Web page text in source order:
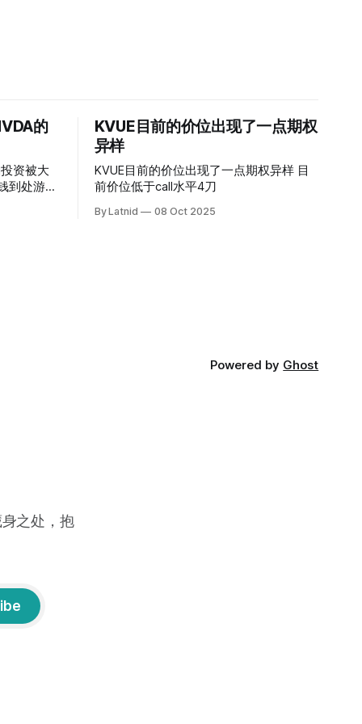
的
资被大
KVUE目前的价位出现了一点期权
异样
KVUE目前的价位出现了一点期权异样 目
前价位低于call水平4刀
By Latnid 08 Oct 2025
Powered by Ghost
之处，抱